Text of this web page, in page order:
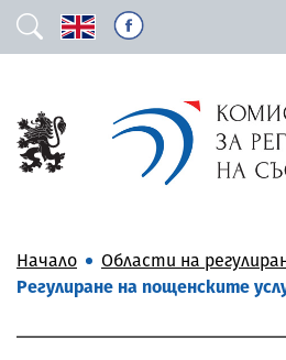
Начало
Области на
Регулиране на пощенските